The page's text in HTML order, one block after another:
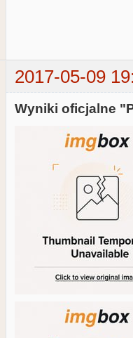
2017-05-09
Wyniki oficjalne